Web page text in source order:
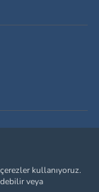
kullanıyoruz.
veya